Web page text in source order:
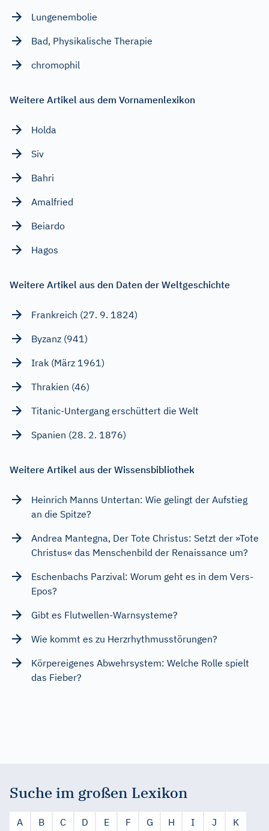
Lungenembolie
Bad, Physikalische Therapie
chromophil
Weitere Artikel aus dem Vornamenlexikon
Holda
Siv
Bahri
Amalfried
Beiardo
Hagos
Weitere Artikel aus den Daten der Weltgeschichte
Frankreich (27. 9. 1824)
Byzanz (941)
Irak (März 1961)
Thrakien (46)
Titanic-Untergang erschüttert die Welt
Spanien (28. 2. 1876)
Weitere Artikel aus der Wissensbibliothek
Heinrich Manns Untertan: Wie gelingt der Aufstieg
an die Spitze?
Andrea Mantegna, Der Tote Christus: Setzt der »Tote
Christus« das Menschenbild der Renaissance um?
Eschenbachs Parzival: Worum geht es in dem Vers-
Epos?
Gibt es Flutwellen-Warnsysteme?
Wie kommt es zu Herzrhythmusstörungen?
Körpereigenes Abwehrsystem: Welche Rolle spielt
das Fieber?
Suche im großen Lexikon
A B C D E F G H I J
K